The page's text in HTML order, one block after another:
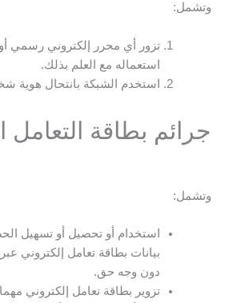
وتشمل:
تزور أي محرر إلكتروني رسمي
استعماله مع العلم بذلك.
استخدم الشبكة بانتحال هوية
جرائم بطاقة التعامل
وتشمل:
استخدام أو تحصيل أو تسهيل
بيانات بطاقة تعامل إلكتروني
دون وجه حق.
تزوير بطاقة تعامل إلكتروني